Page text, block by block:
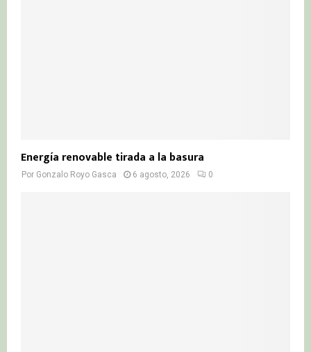
Energía renovable tirada a la basura
Por Gonzalo Royo Gasca 6 agosto, 2026 0